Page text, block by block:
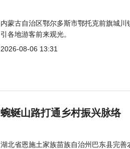
内蒙古自治区鄂尔多斯市鄂托克前旗城
引各地游客前来观光。
2026-08-06 13:31
蜿蜒山路打通乡村振兴脉络
湖北省恩施土家族苗族自治州巴东县完